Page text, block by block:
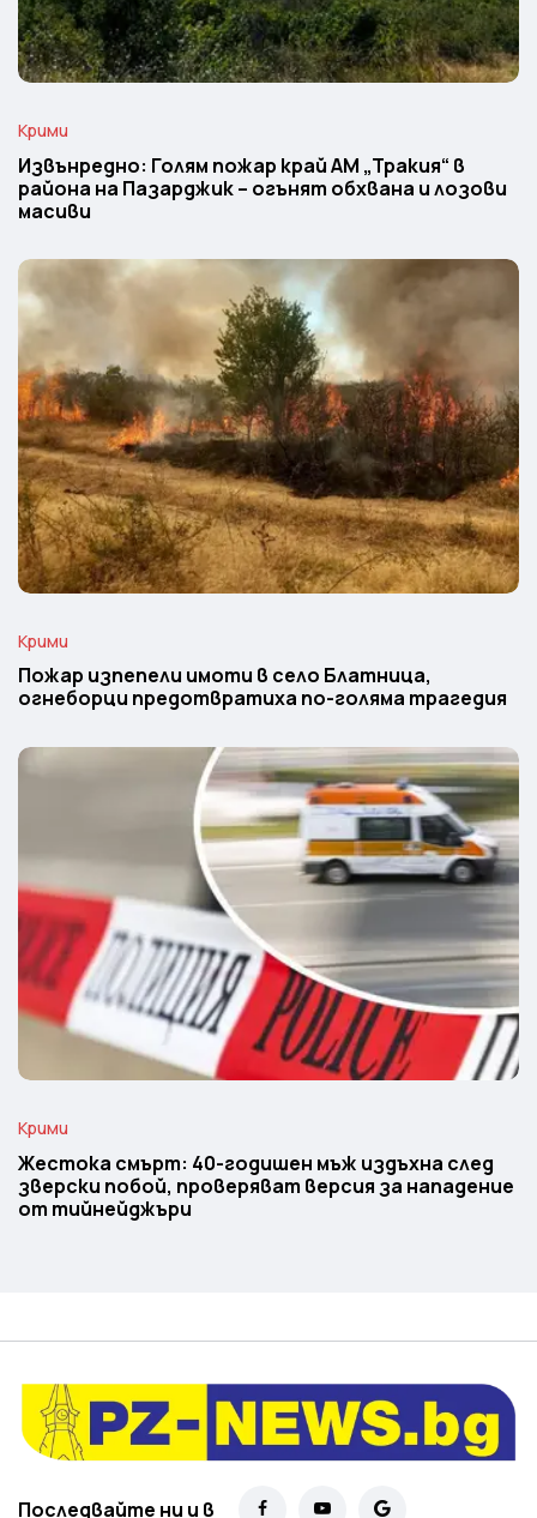
Крими
Извънредно: Голям пожар край АМ „Тракия“ в
района на Пазарджик – огънят обхвана и лозови
масиви
Крими
Пожар изпепели имоти в село Блатница,
огнеборци предотвратиха по-голяма трагедия
Крими
Жестока смърт: 40-годишен мъж издъхна след
зверски побой, проверяват версия за нападение
от тийнейджъри
Последвайте ни и в